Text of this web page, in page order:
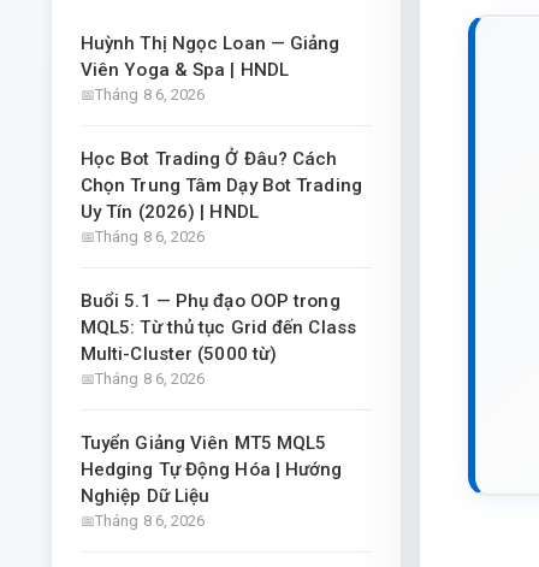
Huỳnh Thị Ngọc Loan — Giảng
Viên Yoga & Spa | HNDL
Tháng 8 6, 2026
Học Bot Trading Ở Đâu? Cách
Chọn Trung Tâm Dạy Bot Trading
Uy Tín (2026) | HNDL
Tháng 8 6, 2026
Buổi 5.1 — Phụ đạo OOP trong
MQL5: Từ thủ tục Grid đến Class
Multi-Cluster (5000 từ)
Tháng 8 6, 2026
Tuyển Giảng Viên MT5 MQL5
Hedging Tự Động Hóa | Hướng
Nghiệp Dữ Liệu
Tháng 8 6, 2026